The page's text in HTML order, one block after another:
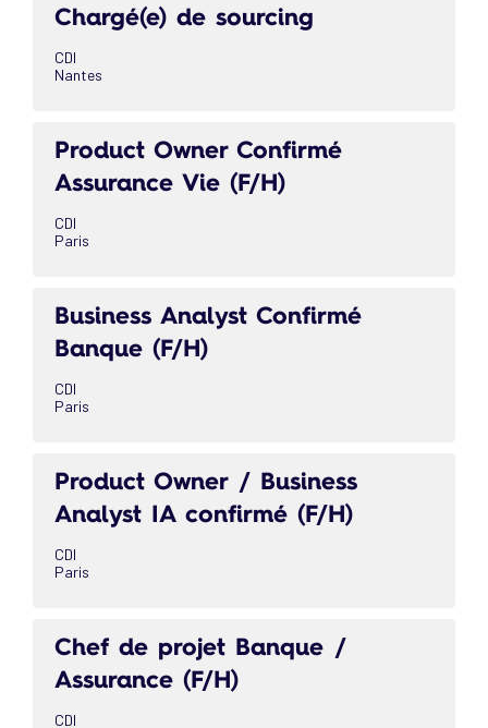
Chargé(e) de sourcing
CDI
Nantes
Product Owner Confirmé
Assurance Vie (F/H)
CDI
Paris
Business Analyst Confirmé
Banque (F/H)
CDI
Paris
Product Owner / Business
Analyst IA confirmé (F/H)
CDI
Paris
Chef de projet Banque /
Assurance (F/H)
CDI